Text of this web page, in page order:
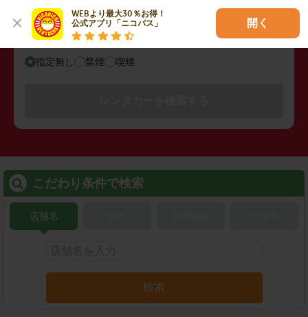
WEBより最大30％お得！
公式アプリ「ニコパス」
開く
指定無し 禁煙 喫煙
こだわり条件で検索
店舗名
検索